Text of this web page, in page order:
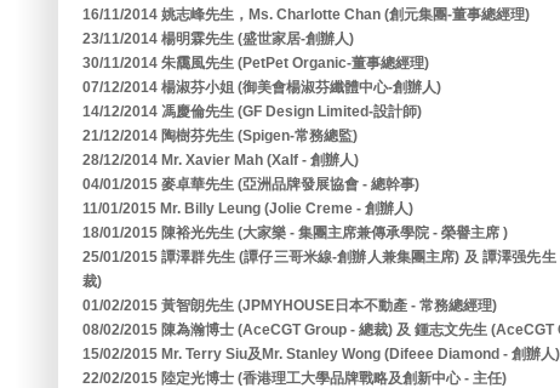
16/11/2014 姚志峰先生，Ms. Charlotte Chan (創元集團-董事總經理)
23/11/2014 楊明霖先生 (盛世家居-創辦人)
30/11/2014 朱靄風先生 (PetPet Organic-董事總經理)
07/12/2014 楊淑芬小姐 (御美會楊淑芬纖體中心-創辦人)
14/12/2014 馮慶倫先生 (GF Design Limited-設計師)
21/12/2014 陶樹芬先生 (Spigen-常務總監)
28/12/2014 Mr. Xavier Mah (Xalf - 創辦人)
04/01/2015 麥卓華先生 (亞洲品牌發展協會 - 總幹事)
11/01/2015 Mr. Billy Leung (Jolie Creme - 創辦人)
18/01/2015 陳裕光先生 (大家樂 - 集團主席兼傳承學院 - 榮譽主席 )
25/01/2015 譚澤群先生 (譚仔三哥米線-創辦人兼集團主席) 及 譚澤强先
裁)
01/02/2015 黃智朗先生 (JPMYHOUSE日本不動產 - 常務總經理)
08/02/2015 陳為瀚博士 (AceCGT Group - 總裁) 及 鍾志文先生 (AceCGT
15/02/2015 Mr. Terry Siu及Mr. Stanley Wong (Difeee Diamond - 創辦人)
22/02/2015 陸定光博士 (香港理工大學品牌戰略及創新中心 - 主任)